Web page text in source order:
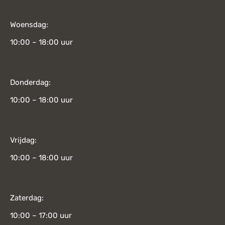
Woensdag:
10:00 – 18:00 uur
Donderdag:
10:00 – 18:00 uur
Vrijdag:
10:00 – 18:00 uur
Zaterdag:
10:00 – 17:00 uur